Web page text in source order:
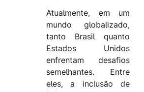
Atualmente, em um
mundo globalizado,
tanto Brasil quanto
Estados Unidos
enfrentam desafios
semelhantes. Entre
eles, a inclusão de